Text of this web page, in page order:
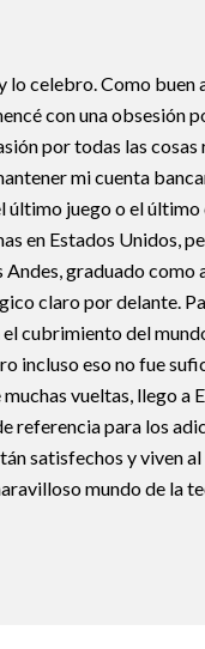
lo celebro. Como
con una obsesión
por todas las cosas
mi cuenta
último juego o el
en Estados Unidos,
graduado como
claro por delante.
cubrimiento del
incluso eso no fue
vueltas, llego a
referencia para los
satisfechos y viven
mundo de la